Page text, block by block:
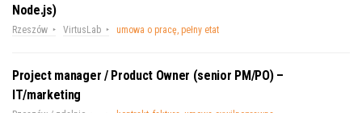
Node.js)
Rzeszów VirtusLab umowa o pracę, pełny etat
Project manager / Product Owner (senior PM/PO) –
IT/marketing